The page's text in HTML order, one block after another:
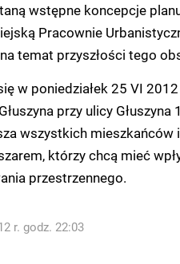
wstępne koncepcje
Pracownie
temat przyszłości tego
w poniedziałek 25 VI
przy ulicy
wszystkich
którzy chcą mieć
przestrzennego.
r. godz. 22:03